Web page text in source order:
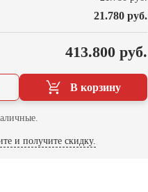
21.780 руб.
413.800 руб.
В корзину
и получите скидку.